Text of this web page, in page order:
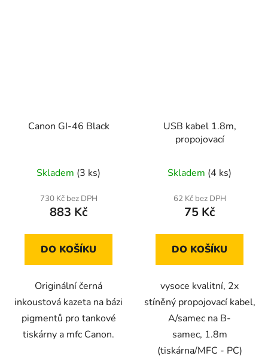
Canon GI-46 Black
Skladem (3 ks)
730 Kč bez DPH
883 Kč
DO KOŠÍKU
Originální černá
inkoustová kazeta na bázi
pigmentů pro tankové
tiskárny a mfc Canon.
USB kabel 1.8m,
propojovací
Skladem (4 ks)
62 Kč bez DPH
75 Kč
DO KOŠÍKU
vysoce kvalitní, 2x
stíněný propojovací kabel,
A/samec na B-
samec, 1.8m
(tiskárna/MFC - PC)